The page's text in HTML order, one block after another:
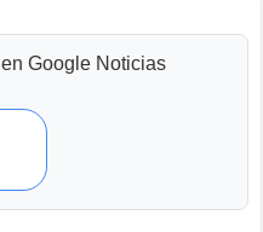
en Google Noticias